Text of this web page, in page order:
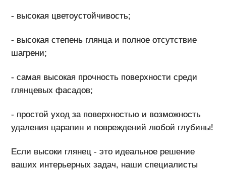
- высокая цветоустойчивость;
- высокая степень глянца и полное отсутствие
шагрени;
- самая высокая прочность поверхности среди
глянцевых фасадов;
- простой уход за поверхностью и возможность
удаления царапин и повреждений любой глубины!
Если высоки глянец - это идеальное решение
ваших интерьерных задач, наши специалисты